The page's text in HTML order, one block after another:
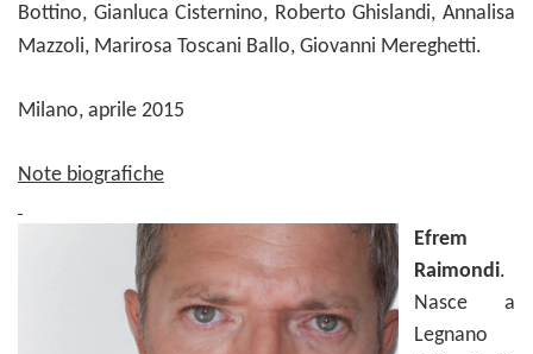
Bottino, Gianluca Cisternino, Roberto Ghislandi, Annalisa
Mazzoli, Marirosa Toscani Ballo, Giovanni Mereghetti.
Milano, aprile 2015
Note biografiche
Efrem
Raimondi.
Nasce a
Legnano